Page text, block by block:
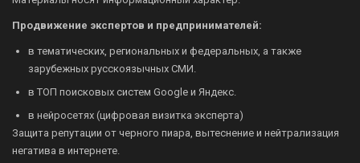
Продвижение экспертов и предпринимателей:
в тематических, региональных и федеральных, а также
зарубежных русскоязычных СМИ.
в ТОП поисковых систем Google и Яндекс.
в нейросетях (цифровая визитка эксперта)
Защита репутации от черного пиара, вытеснение и нейтрализация
негатива в интернете.